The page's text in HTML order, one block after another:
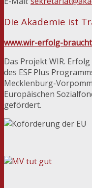
Die Akademie ist
www.wir-erfolg-
Das Projekt WIR.
des ESF Plus
Mecklenburg-
Europäischen
gefördert.